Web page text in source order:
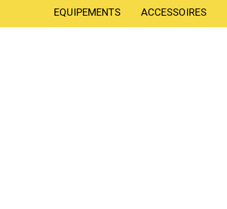
EQUIPEMENTS ACCESSOIRES